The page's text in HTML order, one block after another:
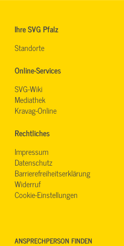
Ihre SVG Pfalz
Standorte
Online-Services
SVG-Wiki
Mediathek
Kravag-Online
Rechtliches
Impressum
Datenschutz
Barrierefreiheitserklärung
Widerruf
Cookie-Einstellungen
ANSPRECHPERSON FINDEN